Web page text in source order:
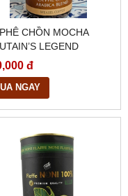
CHỒN MOCHA
LEGEND
đ
NGAY